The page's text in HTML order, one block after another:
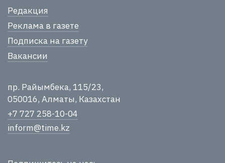
Редакция
Реклама в газете
Подписка на газету
Вакансии
пр. Райымбека, 115/23,
050016, Алматы, Казахстан
+7 727 258-10-04
inform@time.kz